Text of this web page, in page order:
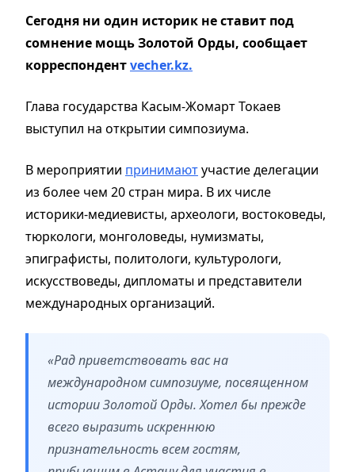
Сегодня ни один историк не ставит под
сомнение мощь Золотой Орды, сообщает
корреспондентvecher.kz.
Глава государства Касым-Жомарт Токаев
выступил на открытии симпозиума.
В мероприятии принимаютучастие делегации
из более чем 20 стран мира. В их числе
историки-медиевисты, археологи, востоковеды,
тюркологи, монголоведы, нумизматы,
эпиграфисты, политологи, культурологи,
искусствоведы, дипломаты и представители
международных организаций.
«Рад приветствовать вас на
международном симпозиуме, посвященном
истории Золотой Орды. Хотел бы прежде
всего выразить искреннюю
признательность всем гостям,